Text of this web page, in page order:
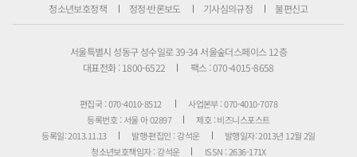
청소년보호정책 정정·반론보도 기사심의규정 불편신고
서울특별시 성동구 성수일로 39-34 서울숲더스페이스 12층
대표전화 : 1800-6522
팩스 : 070-4015-8658
편집국 : 070-4010-8512
사업본부 : 070-4010-7078
등록번호 : 서울 아 02897
제호 : 비즈니스포스트
등록일: 2013.11.13
발행·편집인 : 강석운
발행일자: 2013년 12월 2일
청소년보호책임자 : 강석운
ISSN : 2636-171X